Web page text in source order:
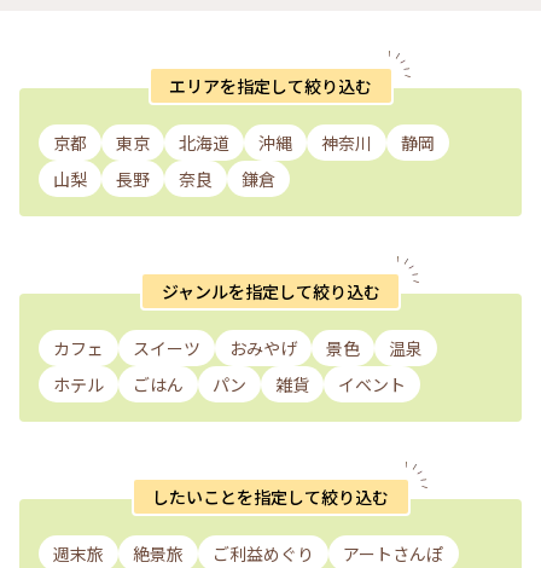
エリアを指定して絞り込む
京都 東京 北海道 沖縄 神奈川
静岡
山梨
長野 奈良 鎌倉
ジャンルを指定して絞り込む
カフェ スイーツ おみやげ 景色
温泉
ホテル
ごはん パン 雑貨 イベント
したいことを指定して絞り込む
週末旅 絶景旅 ご利益めぐり
アートさんぽ